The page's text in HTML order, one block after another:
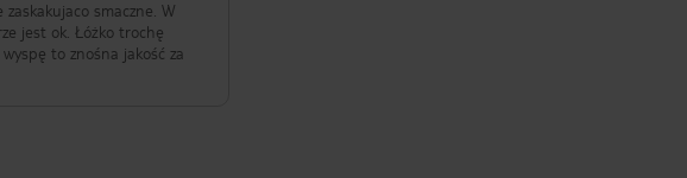
smaczne. W
jest ok. Łóżko trochę